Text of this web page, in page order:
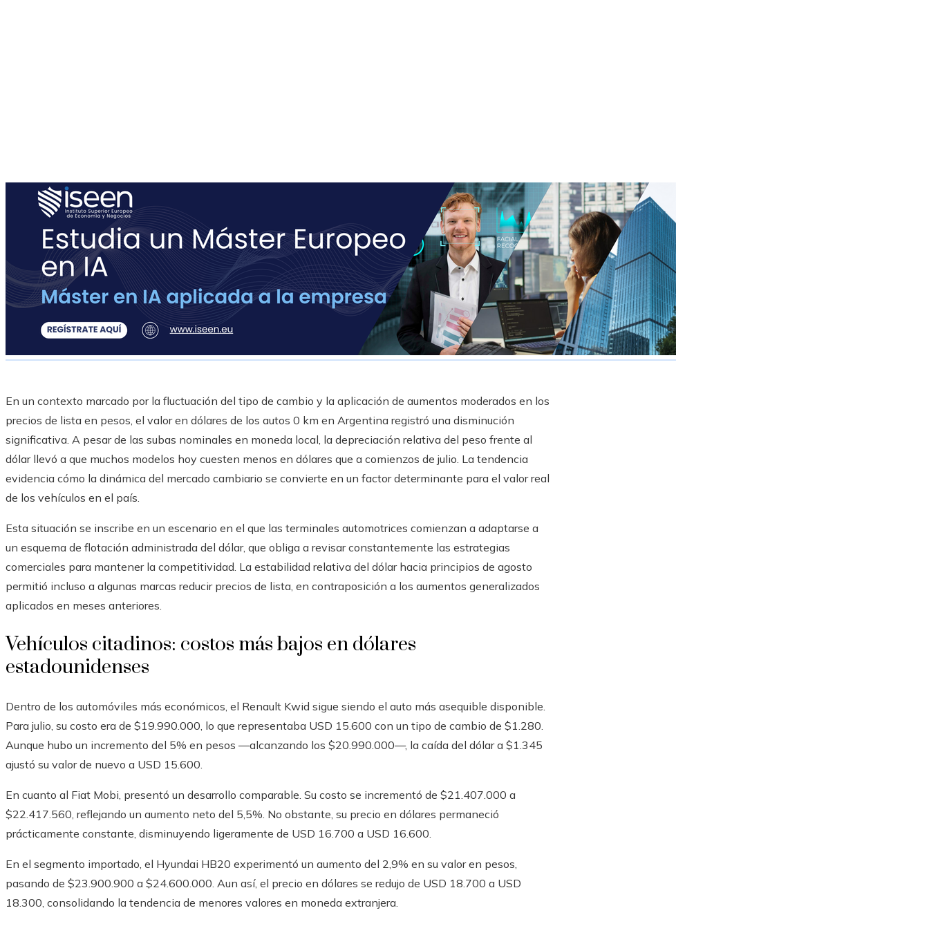
En un contexto marcado por la fluctuación del tipo de cambio y la aplicación de aumentos moderados en los
precios de lista en pesos, el valor en dólares de los autos 0 km en Argentina registró una disminución
significativa. A pesar de las subas nominales en moneda local, la depreciación relativa del peso frente al
dólar llevó a que muchos modelos hoy cuesten menos en dólares que a comienzos de julio. La tendencia
evidencia cómo la dinámica del mercado cambiario se convierte en un factor determinante para el valor real
de los vehículos en el país.
Esta situación se inscribe en un escenario en el que las terminales automotrices comienzan a adaptarse a
un esquema de flotación administrada del dólar, que obliga a revisar constantemente las estrategias
comerciales para mantener la competitividad. La estabilidad relativa del dólar hacia principios de agosto
permitió incluso a algunas marcas reducir precios de lista, en contraposición a los aumentos generalizados
aplicados en meses anteriores.
Vehículos citadinos: costos más bajos en dólares
estadounidenses
Dentro de los automóviles más económicos, el Renault Kwid sigue siendo el auto más asequible disponible.
Para julio, su costo era de $19.990.000, lo que representaba USD 15.600 con un tipo de cambio de $1.280.
Aunque hubo un incremento del 5% en pesos —alcanzando los $20.990.000—, la caída del dólar a $1.345
ajustó su valor de nuevo a USD 15.600.
En cuanto al Fiat Mobi, presentó un desarrollo comparable. Su costo se incrementó de $21.407.000 a
$22.417.560, reflejando un aumento neto del 5,5%. No obstante, su precio en dólares permaneció
prácticamente constante, disminuyendo ligeramente de USD 16.700 a USD 16.600.
En el segmento importado, el Hyundai HB20 experimentó un aumento del 2,9% en su valor en pesos,
pasando de $23.900.900 a $24.600.000. Aun así, el precio en dólares se redujo de USD 18.700 a USD
18.300, consolidando la tendencia de menores valores en moneda extranjera.